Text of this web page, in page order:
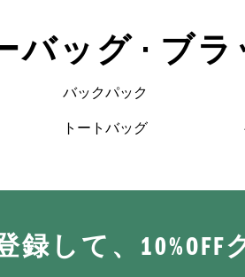
バッグ • ブ
バックパック
トートバッグ
録して、